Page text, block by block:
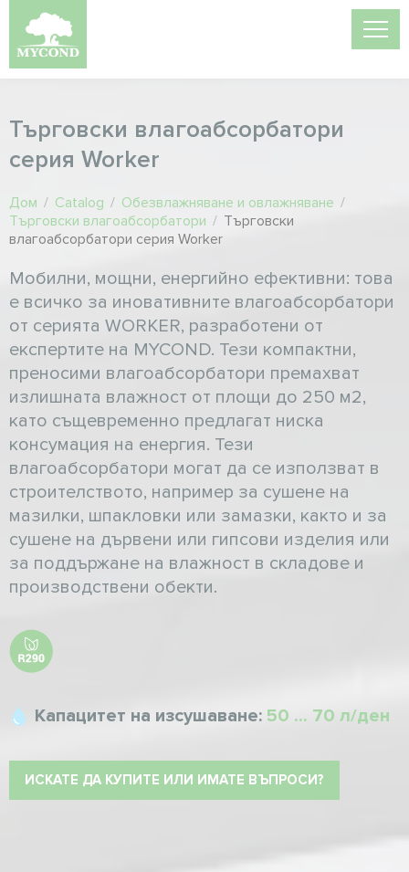
Търговски влагоабсорбатори
серия Worker
Дом / Catalog / Обезвлажняване и овлажняване /
Търговски влагоабсорбатори / Търговски
влагоабсорбатори серия Worker
Мобилни, мощни, енергийно ефективни: това
е всичко за иновативните влагоабсорбатори
от серията WORKER, разработени от
експертите на MYCOND. Тези компактни,
преносими влагоабсорбатори премахват
излишната влажност от площи до 250 м2,
като същевременно предлагат ниска
консумация на енергия. Тези
влагоабсорбатори могат да се използват в
строителството, например за сушене на
мазилки, шпакловки или замазки, както и за
сушене на дървени или гипсови изделия или
за поддържане на влажност в складове и
производствени обекти.
Капацитет на изсушаване: 50 ... 70 л/ден
ИСКАТЕ ДА КУПИТЕ ИЛИ ИМАТЕ ВЪПРОСИ?